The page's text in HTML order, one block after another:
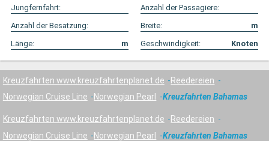
Jungfernfahrt:
Anzahl der Passagiere:
Anzahl der Besatzung:
Breite:
m
Länge:
m Geschwindigkeit: Knoten
Kreuzfahrten www.kreuzfahrtenplanet.de
Reedereien
Norwegian Cruise Line
Norwegian Pearl Kreuzfahrten Bahamas
Kreuzfahrten www.kreuzfahrtenplanet.de
Reedereien
Norwegian Cruise Line
Norwegian Pearl Kreuzfahrten Bahamas